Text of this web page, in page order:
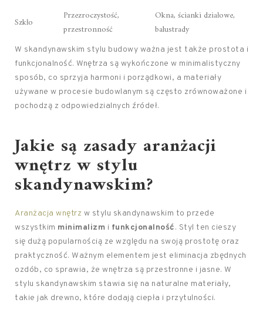
Szkło
Przezroczystość,
przestronność
Okna, ścianki działowe,
balustrady
W skandynawskim stylu budowy ważna jest także prostota i
funkcjonalność. Wnętrza są wykończone w minimalistyczny
sposób, co sprzyja harmoni i porządkowi, a materiały
używane w procesie budowlanym są często zrównoważone i
pochodzą z odpowiedzialnych źródeł.
Jakie są zasady aranżacji
wnętrzw stylu
skandynawskim?
Aranżacja wnętrz w stylu skandynawskim to przede
wszystkim minimalizm i funkcjonalność. Styl ten cieszy
się dużą popularnością ze względu na swoją prostotę oraz
praktyczność. Ważnym elementem jest eliminacja zbędnych
ozdób, co sprawia, że wnętrza są przestronne i jasne. W
stylu skandynawskim stawia się na naturalne materiały,
takie jak drewno, które dodają ciepła i przytulności.